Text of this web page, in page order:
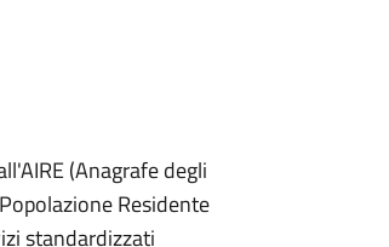
(Anagrafe degli
Residente
standardizzati